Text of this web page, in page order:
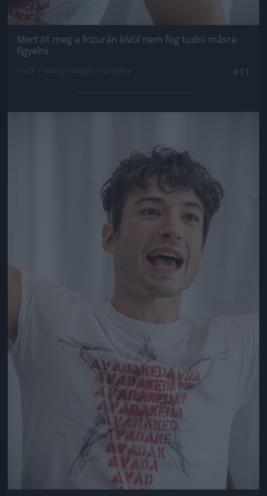
Mert itt meg a frizurán kívül nem fog tudni másra
figyelni.